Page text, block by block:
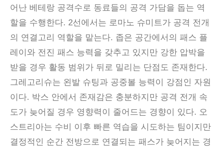
어난 베테랑 공격수로 동료들의 공격 가담을 돕는 역
할을 수행한다. 2선에서는 로마노 슈미트가 공격 전개
의 연결고리 역할을 맡는다. 좁은 공간에서의 패스 플
레이와 전진 패스 능력을 갖추고 있지만 강한 압박을
받을 경우 활동 범위가 뒤로 밀리는 단점도 존재한다.
그레고리슈는 왼발 슈팅과 공중볼 능력이 강점인 자원
이다. 박스 안에서 존재감은 충분하지만 공격 전개 속
도가 늦어질 경우 영향력이 줄어드는 경향이 있다. 오
스트리아는 수비 이후 빠른 역습을 시도하는 팀이지만
결정적인 순간 전방으로 연결되는 패스가 늦어지는 경